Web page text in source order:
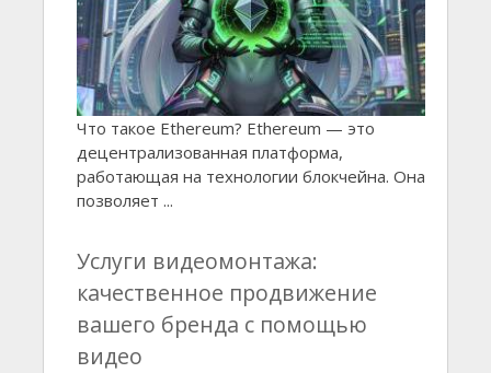
Что такое Ethereum? Ethereum — это
децентрализованная платформа,
работающая на технологии блокчейна. Она
позволяет ...
Услуги видеомонтажа:
качественное продвижение
вашего бренда с помощью
видео